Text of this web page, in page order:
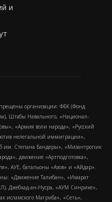
и
организации: ФБК (Фонд
Штабы Навального, «Национал-
«Армия воли народа», «Русский
нелегальной иммиграции»,
им. Степана Бандеры», «Мизантропик
движение «Артподготовка»,
АУЕ, батальоны «Азов» и «Айдар».
«Движение Талибан», «Имарат
Джебхад-ан-Нусра, «АУМ Синрике»,
исламского Магриба», «Сеть»,